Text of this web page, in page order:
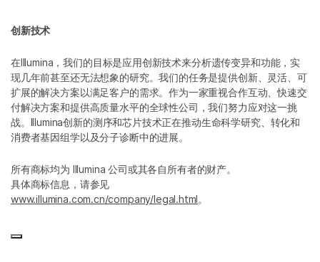
创新技术
在Illumina，我们的目标是应用创新技术来分析遗传变异和功能，实
现几年前甚至还无法想象的研究。我们的任务是提供创新、灵活、可
扩展的解决方案以满足客户的需求。作为一家重视合作互动、快速交
付解决方案和提供高质量水平的全球性公司，我们努力应对这一挑
战。Illumina创新的测序和芯片技术正在推动生命科学研究、转化和
消费者基因组学以及分子诊断中的进展。
所有商标均为 Illumina 公司或其各自所有者的财产。
具体商标信息，请参见
www.illumina.com.cn/company/legal.html。